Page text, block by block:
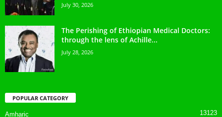
July 30, 2026
The Perishing of Ethiopian Medical Doctors:
through the lens of Achille...
July 28, 2026
POPULAR CATEGORY
Amharic 13123